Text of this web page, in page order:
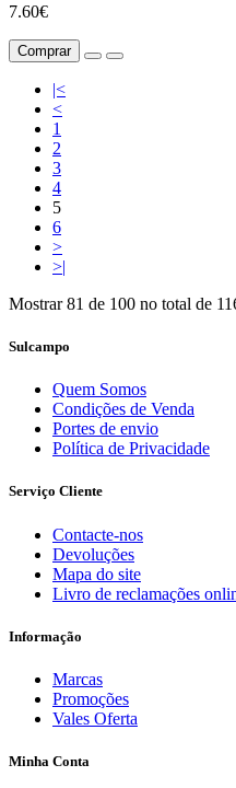
7.60€
Comprar
|<
<
1
2
3
4
5
6
>
>|
Mostrar 81 de 100 no total de
Sulcampo
Quem Somos
Condições de Venda
Portes de envio
Política de Privacidade
Serviço Cliente
Contacte-nos
Devoluções
Mapa do site
Livro de reclamações
Informação
Marcas
Promoções
Vales Oferta
Minha Conta